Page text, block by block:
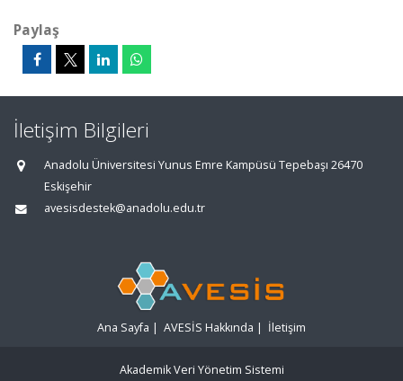
Paylaş
İletişim Bilgileri
Anadolu Üniversitesi Yunus Emre Kampüsü Tepebaşı 26470
Eskişehir
avesisdestek@anadolu.edu.tr
Ana Sayfa | AVESİS Hakkında | İletişim
Akademik Veri Yönetim Sistemi